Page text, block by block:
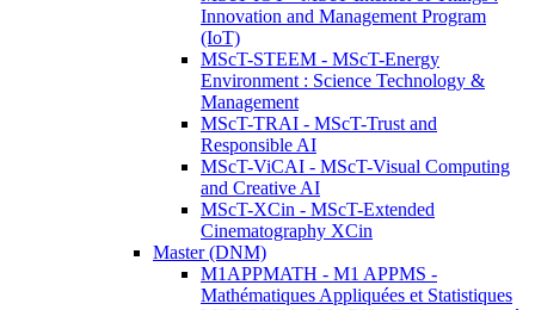
Innovation and Management Program
(IoT)
MScT-STEEM - MScT-Energy
Environment : Science Technology &
Management
MScT-TRAI - MScT-Trust and
Responsible AI
MScT-ViCAI - MScT-Visual Computing
and Creative AI
MScT-XCin - MScT-Extended
Cinematography XCin
Master (DNM)
M1APPMATH - M1 APPMS -
Mathématiques Appliquées et Statistiques